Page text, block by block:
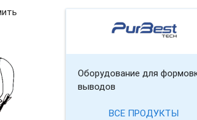
Оборудование для
выводов
ВСЕ ПРОДУКТЫ